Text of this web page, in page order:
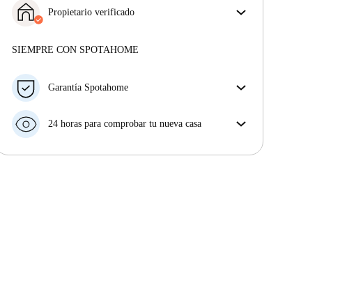
Más sobre la verificación
la descripción del anuncio para ver qué suministros
están incluidos en tu alquiler y cuáles tendrás que
Propietario verificado
Más sobre este arrendador
SIEMPRE CON SPOTAHOME
Garantía Spotahome
horas previas a la fecha de entrada, Spotahome A) te
el hotel hasta que encuentres nueva casa o B) te hará
24 horas para comprobar tu nueva casa